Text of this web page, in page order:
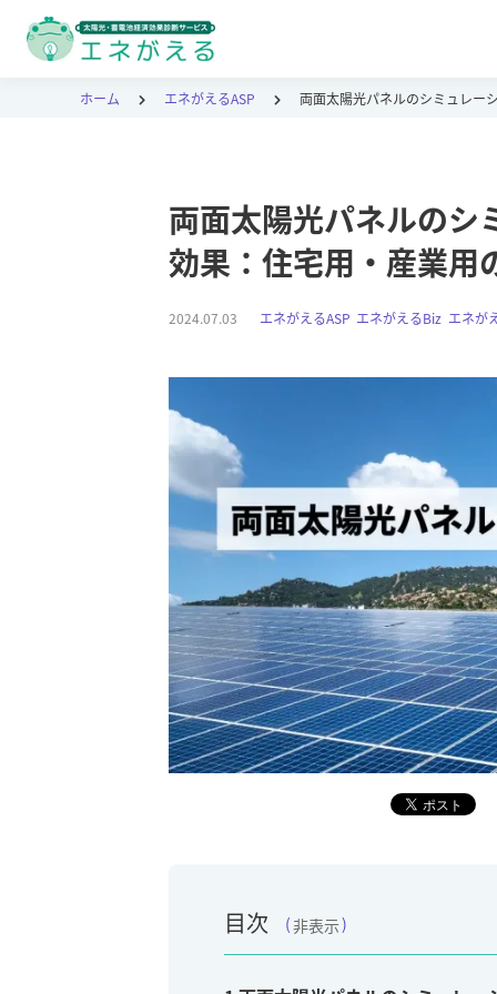
ホーム エネがえるASP 両面太陽光パネルのシミュレー
両面太陽光パネルのシ
効果：住宅用・産業用
エネがえるASP エネがえるBiz エネが
2024.07.03
目次 非表示